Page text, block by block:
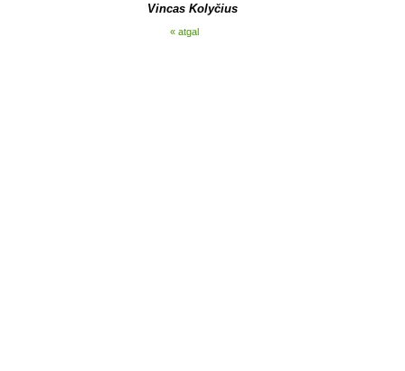
Vincas Kolyčius
« atgal